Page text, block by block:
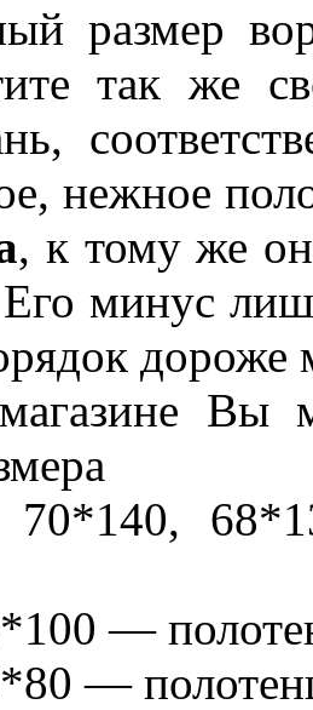
размер
так же
нежное
, к тому же
минус
дороже
Вы
70*140,
—
—